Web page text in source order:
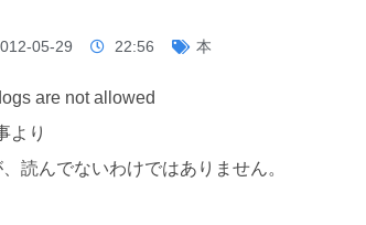
05-29 22:56 本
より
読んでないわけではありません。